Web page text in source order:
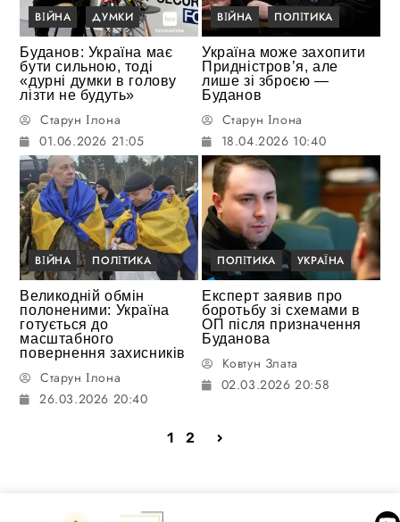
ВІЙНА ДУМКИ
Буданов: Україна має
бути сильною, тоді
«дурні думки в голову
лізти не будуть»
Старун Ілона
01.06.2026 21:05
ВІЙНА ПОЛІТИКА
Україна може захопити
Придністров’я, але
лише зі зброєю —
Буданов
Старун Ілона
18.04.2026 10:40
ВІЙНА ПОЛІТИКА
Великодній обмін
полоненими: Україна
готується до
масштабного
повернення захисників
Старун Ілона
26.03.2026 20:40
ПОЛІТИКА УКРАЇНА
Експерт заявив про
боротьбу зі схемами в
ОП після призначення
Буданова
Ковтун Злата
02.03.2026 20:58
1 2